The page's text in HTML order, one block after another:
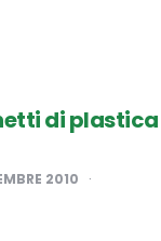
di plastica
2010